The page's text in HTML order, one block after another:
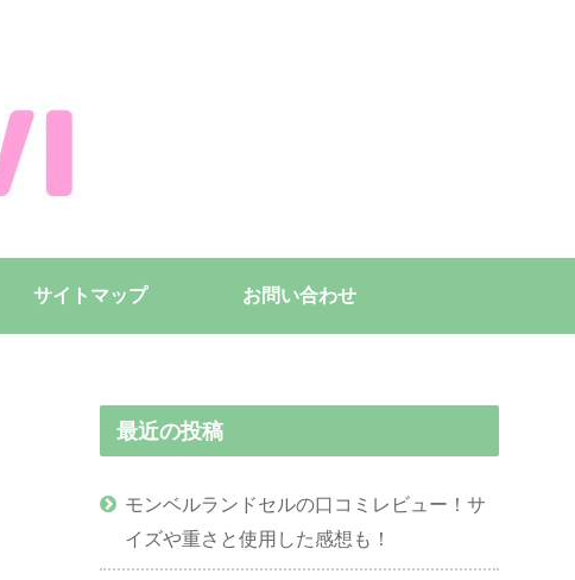
サイトマップ お問い合わせ
最近の投稿
モンベルランドセルの口コミレビュー！サ
イズや重さと使用した感想も！